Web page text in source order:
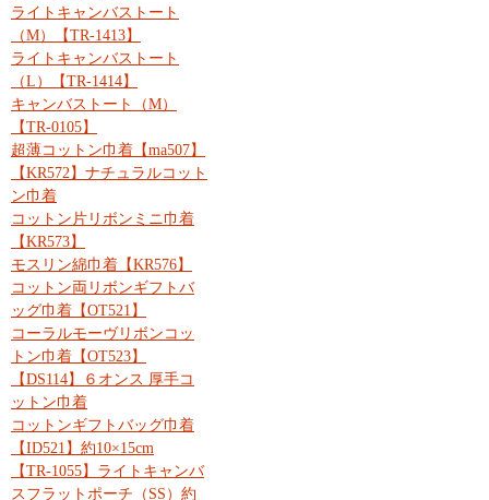
ライトキャンバストート
（M）【TR-1413】
ライトキャンバストート
（L）【TR-1414】
キャンバストート（M）
【TR-0105】
超薄コットン巾着【ma507】
【KR572】ナチュラルコット
ン巾着
コットン片リボンミニ巾着
【KR573】
モスリン綿巾着【KR576】
コットン両リボンギフトバ
ッグ巾着【OT521】
コーラルモーヴリボンコッ
トン巾着【OT523】
【DS114】６オンス 厚手コ
ットン巾着
コットンギフトバッグ巾着
【ID521】約10×15cm
【TR-1055】ライトキャンバ
スフラットポーチ（SS）約